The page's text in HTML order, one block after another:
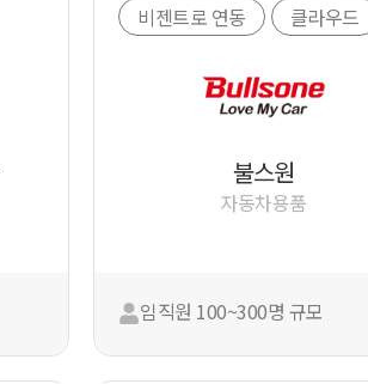
비젠트로 연동 클라우드
불스원
자동차용품
임직원 100~300명 규모